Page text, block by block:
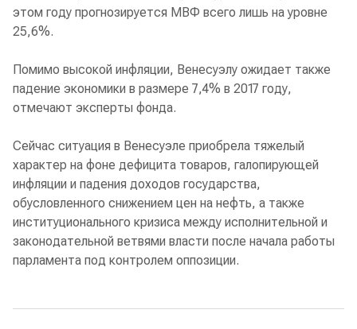
этом году прогнозируется МВФ всего лишь на уровне
25,6%.
Помимо высокой инфляции, Венесуэлу ожидает также
падение экономики в размере 7,4% в 2017 году,
отмечают эксперты фонда.
Сейчас ситуация в Венесуэле приобрела тяжелый
характер на фоне дефицита товаров, галопирующей
инфляции и падения доходов государства,
обусловленного снижением цен на нефть, а также
институционального кризиса между исполнительной и
законодательной ветвями власти после начала работы
парламента под контролем оппозиции.